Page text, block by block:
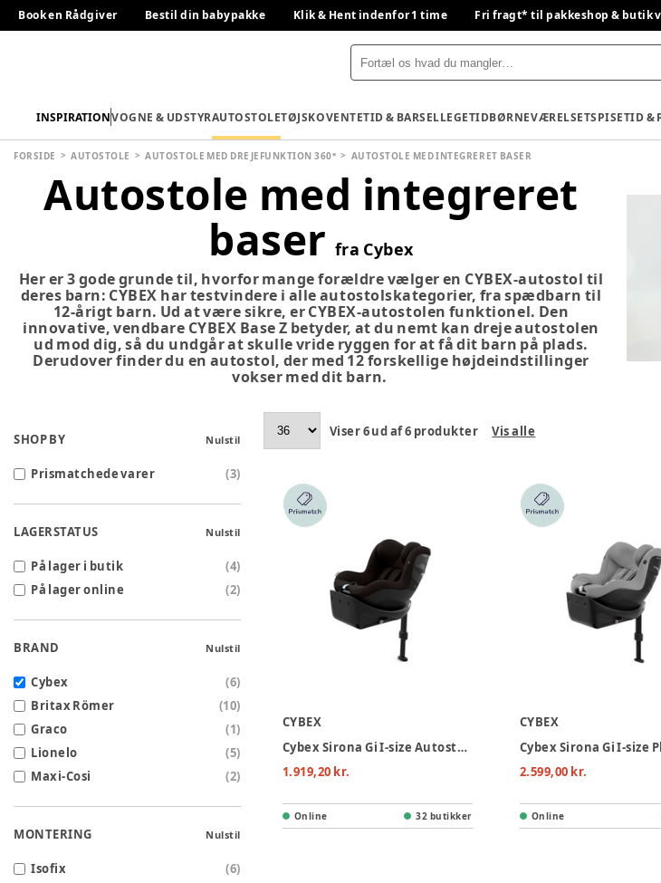
Book en Rådgiver Bestil din babypakke Klik & Hent indenfor 1 time Fri fragt* til pakkeshop & butik
INSPIRATIONVOGNE & UDSTYRAUTOSTOLETØJSKOVENTETID & BARSELLEGETIDBØRNEVÆRELSETSPISETID &
FORSIDE AUTOSTOLE AUTOSTOLE MED DREJEFUNKTION 360° AUTOSTOLE MED INTEGRERET BASER
Autostole med integreret
baser fra Cybex
Her er 3 gode grunde til, hvorfor mange forældre vælger en CYBEX-autostol til
deres barn: CYBEX hartestvindere i alle autostolskategorier, fra spædbarn til
12-årigt barn. Ud at være sikre, er CYBEX-autostolen funktionel. Den
innovative, vendbare CYBEX Base Z betyder, at du nemt kan dreje autostolen
ud mod dig, så du undgår at skulle vride ryggen for at få dit barn på plads.
Derudover finder du en autostol, der med 12 forskellige højdeindstillinger
vokser med dit barn.
SHOP BY Nulstil
Prismatchede varer (3)
LAGERSTATUS Nulstil
På lager i butik (4)
På lager online
(2)
BRAND Nulstil
Cybex (6)
Britax Römer
(10)
Graco
(1)
Lionelo
(5)
Maxi-Cosi
(2)
MONTERING Nulstil
Isofix (6)
Viser6ud af6 produkter Vis alle
CYBEX
Cybex Sirona Gi I-size Autostol - Magic Black
1.919,20 kr.
Online 32 butikker
CYBEX
2.599,00 kr.
Online